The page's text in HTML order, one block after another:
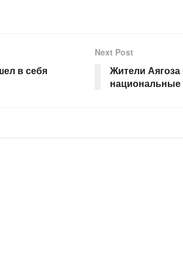
в себя
Next Post
Жители Аягоза
национальные